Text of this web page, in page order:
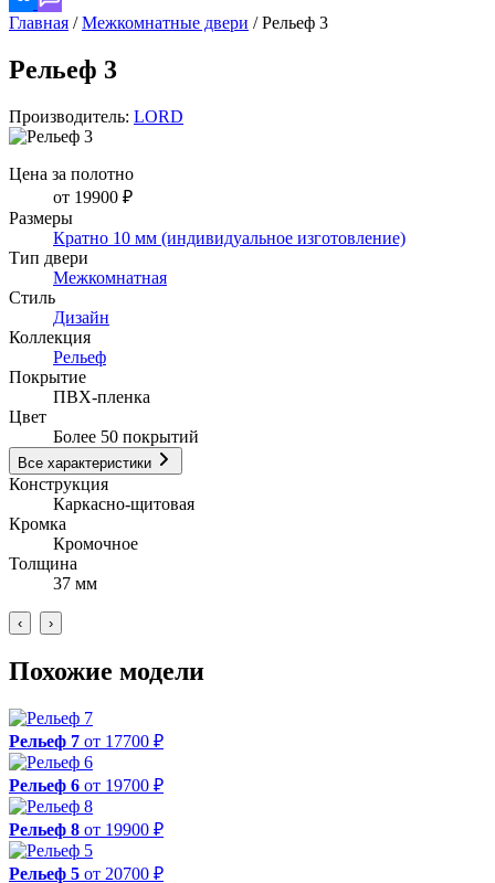
Главная / Межкомнатные двери / Рельеф 3
Рельеф 3
Производитель: LORD
Цена за полотно
от 19900 ₽
Размеры
Кратно 10 мм (индивидуальное изготовление)
Тип двери
Межкомнатная
Стиль
Дизайн
Коллекция
Рельеф
Покрытие
ПВХ-пленка
Цвет
Более 50 покрытий
Все характеристики
Конструкция
Каркасно-щитовая
Кромка
Кромочное
Толщина
37 мм
‹ ›
Похожие модели
Рельеф 7 от 17700 ₽
Рельеф 6 от 19700 ₽
Рельеф 8 от 19900 ₽
Рельеф 5 от 20700 ₽